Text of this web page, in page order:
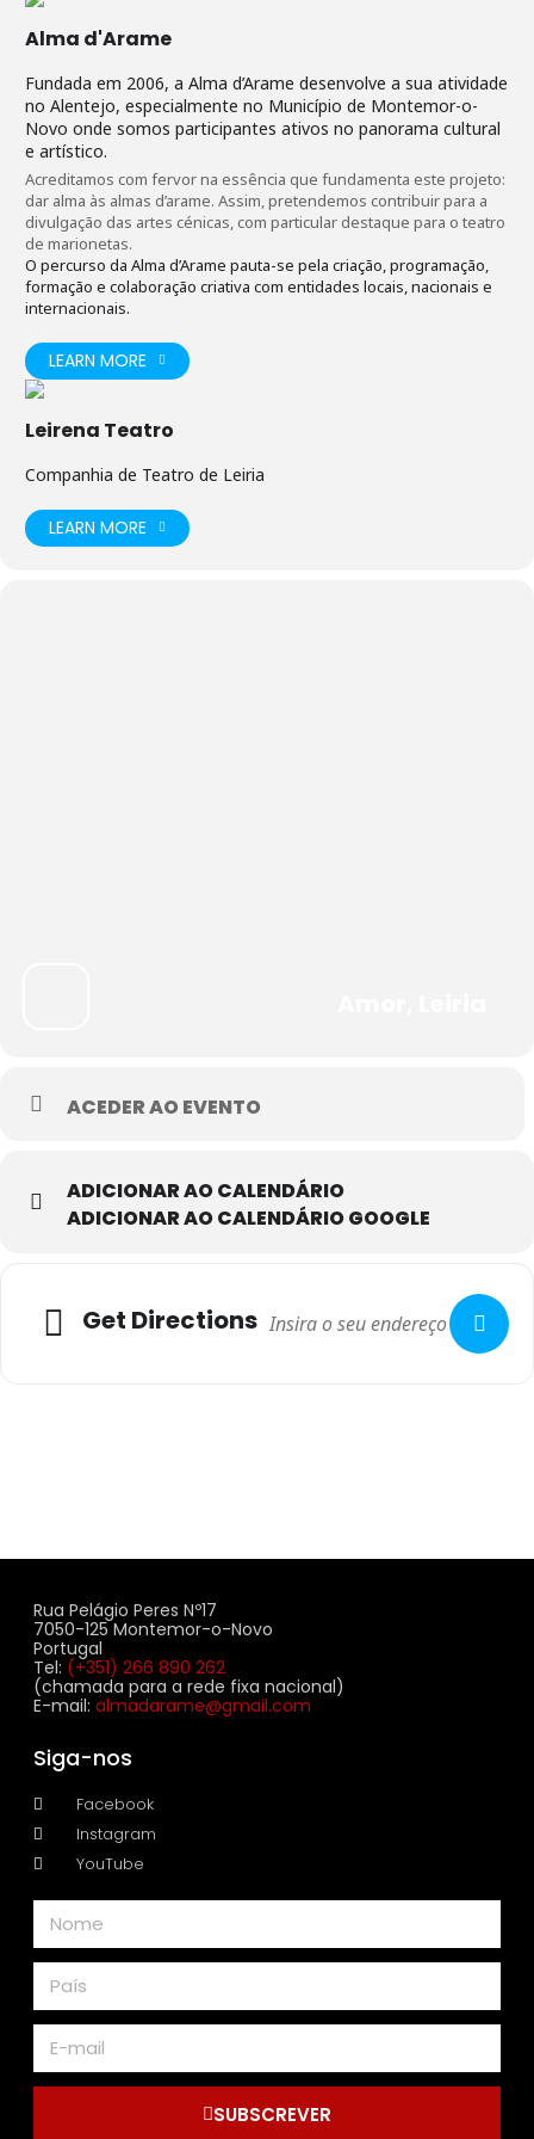
Alma d'Arame
Fundada em 2006, a Alma d’Arame desenvolve a sua atividade
no Alentejo, especialmente no Município de Montemor-o-
Novo onde somos participantes ativos no panorama cultural
e artístico.
Acreditamos com fervor na essência que fundamenta este projeto:
dar alma às almas d’arame. Assim, pretendemos contribuir para a
divulgação das artes cénicas, com particular destaque para o teatro
de marionetas.
O percurso da Alma d’Arame pauta-se pela criação, programação,
formação e colaboração criativa com entidades locais, nacionais e
internacionais.
LEARN MORE
Leirena Teatro
Companhia de Teatro de Leiria
LEARN MORE
ACEDER AO EVENTO
ADICIONAR AO CALENDÁRIO
ADICIONAR AO CALENDÁRIO GOOGLE
Get Directions
Rua Pelágio Peres Nº17
7050-125 Montemor-o-Novo
Portugal
Tel: (+351) 266 890 262
(chamada para a rede fixa nacional)
E-mail: almadarame@gmail.com
Siga-nos
Facebook
Instagram
YouTube
SUBSCREVER